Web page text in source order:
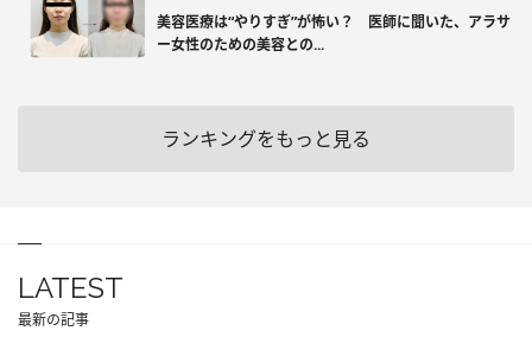
美容医療は“やりすぎ”が怖い？ 医師に聞いた、アラサ
ー女性のための美容との...
ランキングをもっと見る
LATEST
最新の記事